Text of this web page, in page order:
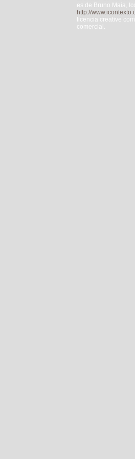
es de Bruno Maia,
http://
licencia creative
comercial.